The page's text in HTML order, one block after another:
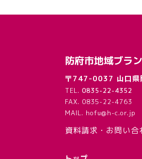
防府市地域ブラ
〒747-0037 山口県
TEL.0835-22-4352
FAX. 0835-22-4763
MAIL. hofu@h-c.or.jp
資料請求・お問い合